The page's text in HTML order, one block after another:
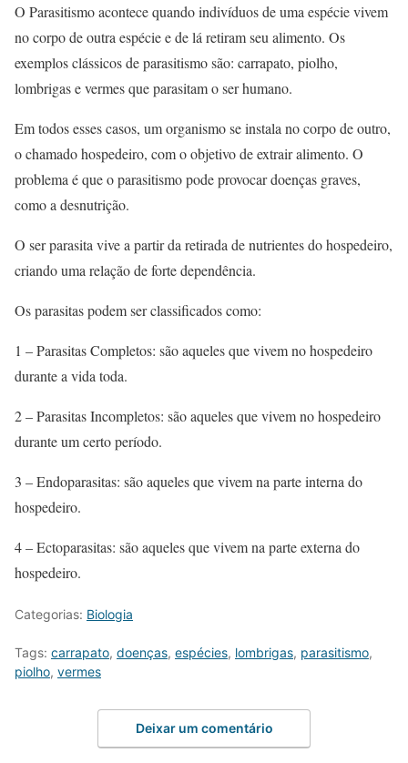
O Parasitismo acontece quando indivíduos de uma espécie vivem
no corpo de outra espécie e de lá retiram seu alimento. Os
exemplos clássicos de parasitismo são: carrapato, piolho,
lombrigas e vermes que parasitam o ser humano.
Em todos esses casos, um organismo se instala no corpo de outro,
o chamado hospedeiro, com o objetivo de extrair alimento. O
problema é que o parasitismo pode provocar doenças graves,
como a desnutrição.
O ser parasita vive a partir da retirada de nutrientes do hospedeiro,
criando uma relação de forte dependência.
Os parasitas podem ser classificados como:
1 – Parasitas Completos: são aqueles que vivem no hospedeiro
durante a vida toda.
2 – Parasitas Incompletos: são aqueles que vivem no hospedeiro
durante um certo período.
3 – Endoparasitas: são aqueles que vivem na parte interna do
hospedeiro.
4 – Ectoparasitas: são aqueles que vivem na parte externa do
hospedeiro.
Categorias: Biologia
Tags: carrapato, doenças, espécies, lombrigas, parasitismo,
piolho, vermes
Deixar um comentário